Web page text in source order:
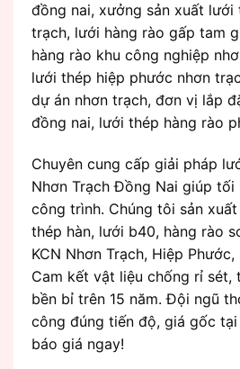
đồng nai, xưởng sản xuất lưới
trạch, lưới hàng rào gấp tam
hàng rào khu công nghiệp
lưới thép hiệp phước nhơn
dự án nhơn trạch, đơn vị lắp
đồng nai, lưới thép hàng rào
Chuyên cung cấp giải pháp
Nhơn Trạch Đồng Nai giúp tối
công trình. Chúng tôi sản
thép hàn, lưới b40, hàng rào
KCN Nhơn Trạch, Hiệp
Cam kết vật liệu chống rỉ sét,
bền bỉ trên 15 năm. Đội ngũ
công đúng tiến độ, giá gốc
báo giá ngay!